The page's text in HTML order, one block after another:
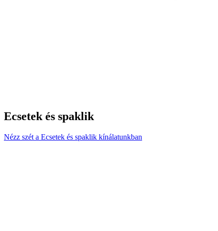
Ecsetek és spaklik
Nézz szét a Ecsetek és spaklik kínálatunkban